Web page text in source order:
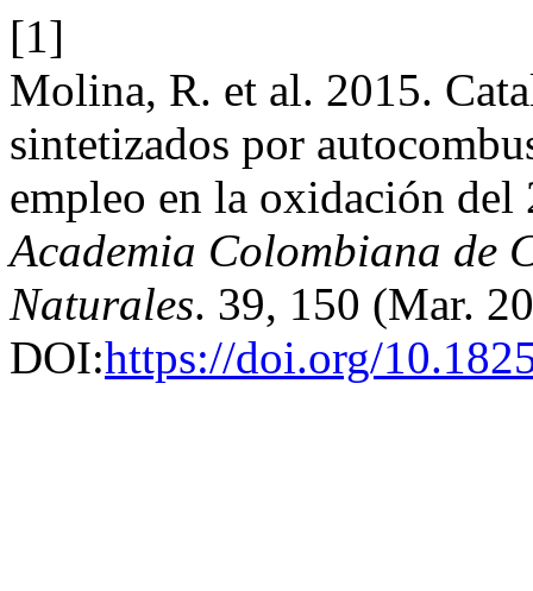
[1]
Molina, R. et al. 2015.
sintetizados por
empleo en la oxidación
Academia Colombiana de
Naturales. 39, 150 (Mar.
DOI:https://doi.org/